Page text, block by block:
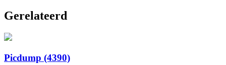
Gerelateerd
Picdump (4390)